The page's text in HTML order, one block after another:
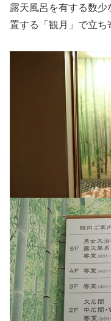
露天風呂を有する数
置する「観月」で立ち